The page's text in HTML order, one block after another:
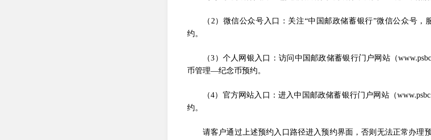
（2）微信公众号入口：关注“中国邮政储蓄银行”微信公众号
约。
（3）个人网银入口：访问中国邮政储蓄银行门户网站（
币管理—纪念币预约。
（4）官方网站入口：进入中国邮政储蓄银行门户网站（
约。
请客户通过上述预约入口路径进入预约界面，否则无法正常办理